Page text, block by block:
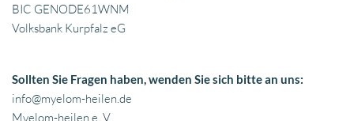
BIC GENODE61WNM
Volksbank Kurpfalz eG
Sollten Sie Fragen haben, wenden Sie sich bitte an uns:
info@myelom-heilen.de
Myelom-heilen e. V.